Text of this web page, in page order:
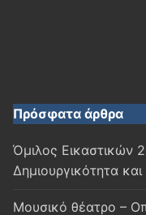
Πρόσφατα άρθρα
Όμιλος Εικαστικών
Δημιουργικότητα
Μουσικό θέατρο –